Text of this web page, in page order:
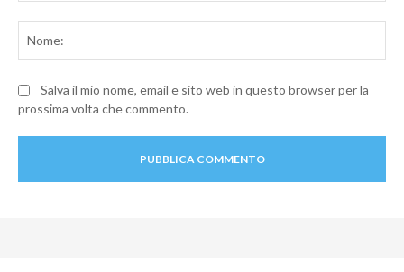
Salva il mio nome, email e sito web in questo browser per la
prossima volta che commento.